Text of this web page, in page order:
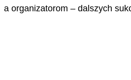
a organizatorom – dalszych